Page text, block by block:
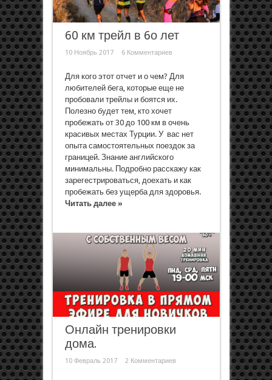
60 км трейл в 6о лет
10 Ноябрь 2017 6 Комментариев
Для кого этот отчет и о чем? Для
любителей бега, которые еще не
пробовали трейлы и боятся их.
Полезно будет тем, кто хочет
пробежать от 30 до 100 км в очень
красивых местах Турции. У вас нет
опыта самостоятельных поездок за
границей. Знание английского
минимальны. Подробно расскажу как
зарегестрироваться, доехать и как
пробежать без ущерба для здоровья.
Читать далее »
Онлайн тренировки
дома.
10 Февраль 2017 2 Комментариев